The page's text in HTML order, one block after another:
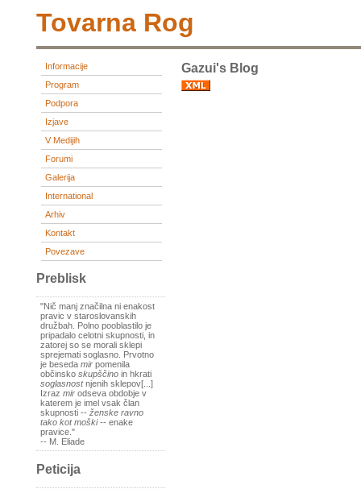
Tovarna Rog
Informacije
Program
Podpora
Izjave
V Medijih
Forumi
Galerija
International
Arhiv
Kontakt
Povezave
Preblisk
"Nič manj značilna ni enakost
pravic v staroslovanskih
družbah. Polno pooblastilo je
pripadalo celotni skupnosti, in
zatorej so se morali sklepi
sprejemati soglasno. Prvotno
je beseda mir pomenila
občinsko skupščino in hkrati
soglasnostnjenih sklepov[...]
Izraz mir odseva obdobje v
katerem je imel vsak član
skupnosti -- ženske ravno
tako kot moški-- enake
pravice."
-- M. Eliade
Peticija
Gazui's Blog